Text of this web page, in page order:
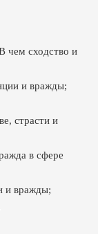
чем сходство и
и вражды;
страсти и
в сфере
и вражды;